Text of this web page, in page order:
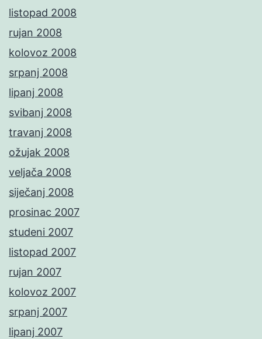
listopad 2008
rujan 2008
kolovoz 2008
srpanj 2008
lipanj 2008
svibanj 2008
travanj 2008
ožujak 2008
veljača 2008
siječanj 2008
prosinac 2007
studeni 2007
listopad 2007
rujan 2007
kolovoz 2007
srpanj 2007
lipanj 2007